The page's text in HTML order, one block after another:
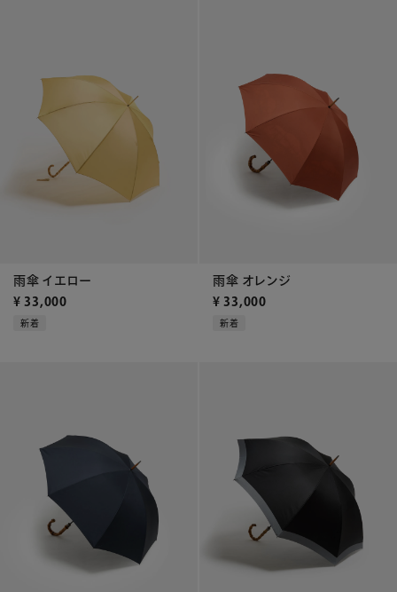
雨傘 イエロー
¥ 33,000
新着
雨傘 オレンジ
¥ 33,000
新着